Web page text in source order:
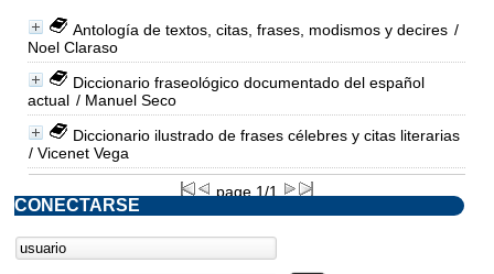
Antología de textos, citas, frases, modismos y decires /
Noel Claraso
Diccionario fraseológico documentado del español
actual / Manuel Seco
Diccionario ilustrado de frases célebres y citas literarias
/ Vicenet Vega
page 1/1
CONECTARSE